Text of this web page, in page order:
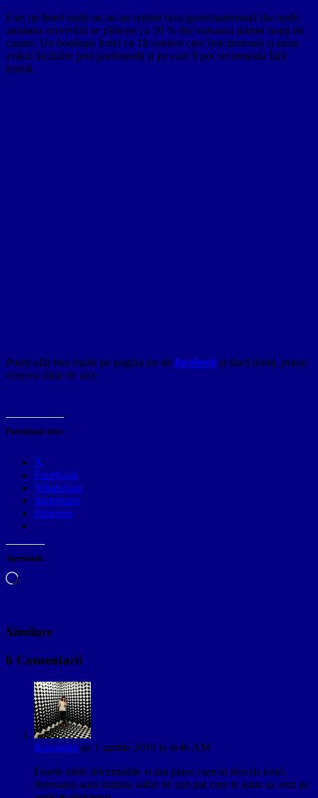
Este un hotel unde nu ne-au reținut taxa guvernamentală dar unde
anularea rezervării se plătește cu 30 % din valoarea primei nopți de
cazare. Un boutique hotel cu 10 camere care funcționează și iarna
având încălzire prin pardoseală și pe care îl pot recomanda fără
teamă.
Puteți afla mai multe pe pagina lor de facebook și dacă doriți, puteți
rezerva chiar de aici:
Partajează asta:
X
Facebook
WhatsApp
Imprimare
Pinterest
Apreciază:
Încarc...
Similare
6 Comentarii
Ruxandra pe 1 aprilie 2019 la 4:46 AM
Foarte ultile informatiile si imi place cum ai descris totul.
Iteresanta acea lumina slaba de sub pat care te ajuta sa vezi pe